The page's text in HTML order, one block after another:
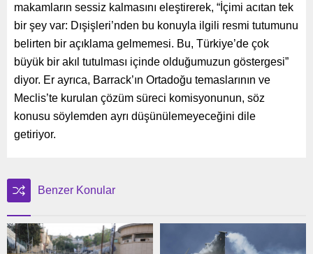
makamların sessiz kalmasını eleştirerek, “İçimi acıtan tek
bir şey var: Dışişleri’nden bu konuyla ilgili resmi tutumunu
belirten bir açıklama gelmemesi. Bu, Türkiye’de çok
büyük bir akıl tutulması içinde olduğumuzun göstergesi”
diyor. Er ayrıca, Barrack’ın Ortadoğu temaslarının ve
Meclis’te kurulan çözüm süreci komisyonunun, söz
konusu söylemden ayrı düşünülemeyeceğini dile
getiriyor.
Benzer Konular